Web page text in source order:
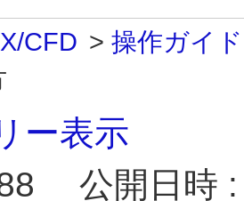
CFD > 操作ガイド
ー表示
公開日時